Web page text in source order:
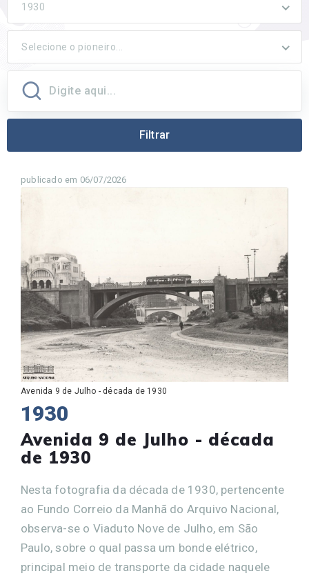
1930
Selecione o pioneiro...
Filtrar
publicado em 06/07/2026
Avenida 9 de Julho - década de 1930
1930
Avenida 9 de Julho - década
de 1930
Nesta fotografia da década de 1930, pertencente
ao Fundo Correio da Manhã do Arquivo Nacional,
observa-se o Viaduto Nove de Julho, em São
Paulo, sobre o qual passa um bonde elétrico,
principal meio de transporte da cidade naquele